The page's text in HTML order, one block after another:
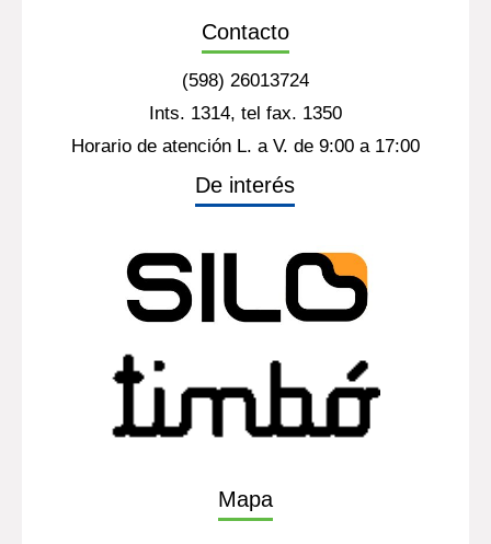
Contacto
(598) 26013724
Ints. 1314, tel fax. 1350
Horario de atención L. a V. de 9:00 a 17:00
De interés
Mapa